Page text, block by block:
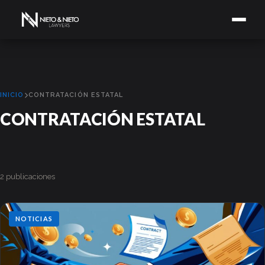
INICIO CONTRATACIÓN ESTATAL
CONTRATACIÓN ESTATAL
2 publicaciones
NOTICIAS